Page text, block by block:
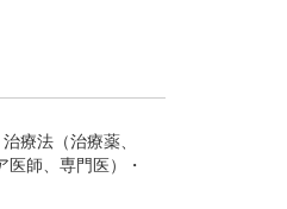
療法（治療薬、
師、専門医）・